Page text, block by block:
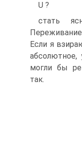
U ?
стать
Если я
могли бы
так.